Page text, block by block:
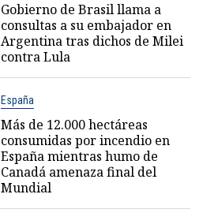
Gobierno de Brasil llama a
consultas a su embajador en
Argentina tras dichos de Milei
contra Lula
España
Más de 12.000 hectáreas
consumidas por incendio en
España mientras humo de
Canadá amenaza final del
Mundial